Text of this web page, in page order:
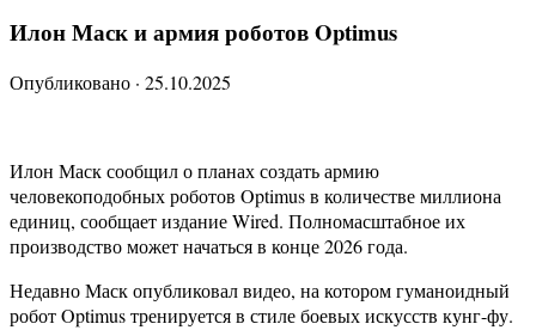
Илон Маск и армия роботов Optimus
Опубликовано · 25.10.2025
Илон Маск сообщил о планах создать армию
человекоподобных роботов Optimus в количестве миллиона
единиц, сообщает издание Wired. Полномасштабное их
производство может начаться в конце 2026 года.
Недавно Маск опубликовал видео, на котором гуманоидный
робот Optimus тренируется в стиле боевых искусств кунг-фу.